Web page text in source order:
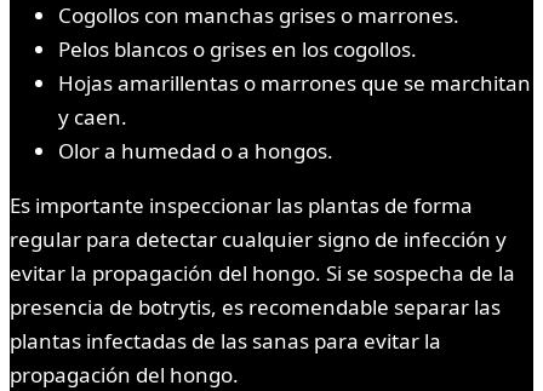
Cogollos con manchas grises o marrones.
Pelos blancos o grises en los cogollos.
Hojas amarillentas o marrones que se marchitan
y caen.
Olor a humedad o a hongos.
Es importante inspeccionar las plantas de forma
regular para detectar cualquier signo de infección y
evitar la propagación del hongo. Si se sospecha de la
presencia de botrytis, es recomendable separar las
plantas infectadas de las sanas para evitar la
propagación del hongo.